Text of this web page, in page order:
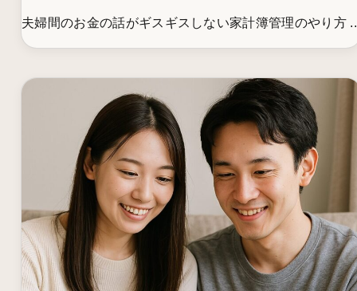
夫婦間のお金の話がギスギスしない家計簿管理のやり方